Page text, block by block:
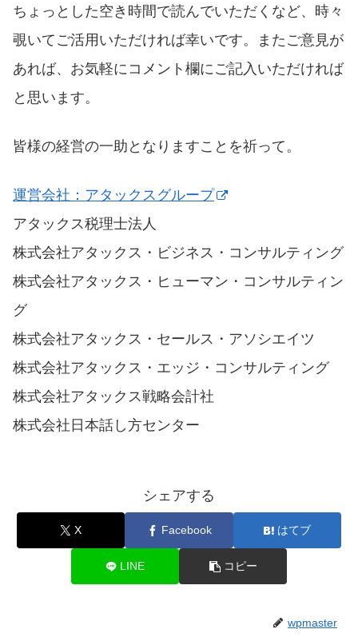
ちょっとした空き時間で読んでいただくなど、時々
覗いてご活用いただければ幸いです。またご意見が
あれば、お気軽にコメント欄にご記入いただければ
と思います。
皆様の経営の一助となりますことを祈って。
運営会社：アタックスグループ
アタックス税理士法人
株式会社アタックス・ビジネス・コンサルティング
株式会社アタックス・ヒューマン・コンサルティン
グ
株式会社アタックス・セールス・アソシエイツ
株式会社アタックス・エッジ・コンサルティング
株式会社アタックス戦略会計社
株式会社日本話し方センター
シェアする
X Facebook はてブ
LINE コピー
wpmaster